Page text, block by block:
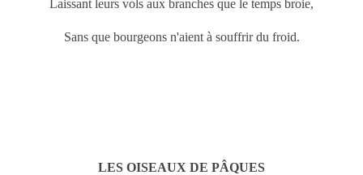
Laissant leurs vols aux branches que le temps broie,
Sans que bourgeons n'aient à souffrir du froid.
LES OISEAUX DE PÂQUES